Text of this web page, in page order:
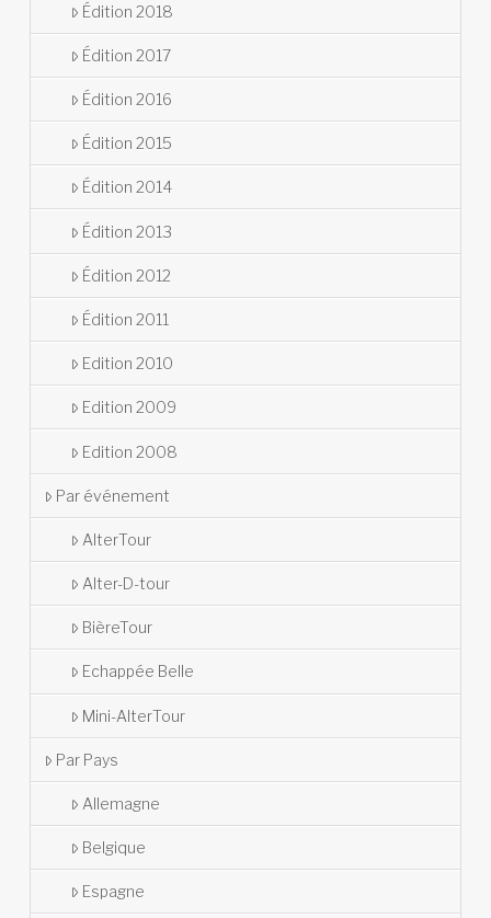
Édition 2018
Édition 2017
Édition 2016
Édition 2015
Édition 2014
Édition 2013
Édition 2012
Édition 2011
Edition 2010
Edition 2009
Edition 2008
Par événement
AlterTour
Alter-D-tour
BièreTour
Echappée Belle
Mini-AlterTour
Par Pays
Allemagne
Belgique
Espagne